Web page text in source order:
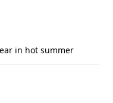
in hot summer